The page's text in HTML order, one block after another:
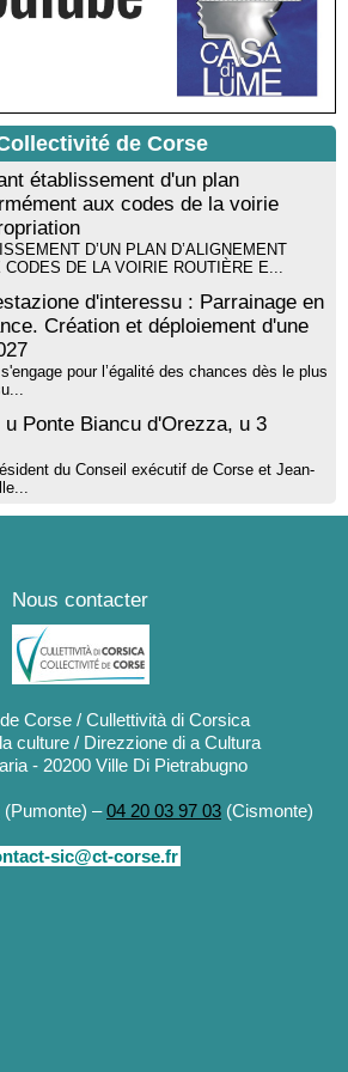
du Niolu» - Mediateca territuriale di
livre jeunesse par Annik Meschinet,
: Ateliers d’expression sonore, vocale,
! Cycle de conférences peinture animé
- Mediateca territuriale di Santa Lucia di
de Corse
établissement d'un plan
aux codes de la voirie
D’UN PLAN D’ALIGNEMENT
CODES DE LA VOIRIE ROUTIÈRE E...
d'interessu : Parrainage en
Création et déploiement d'une
pour l’égalité des chances dès le plus
u Ponte Biancu d'Orezza, u 3
du Conseil exécutif de Corse et Jean-
Nous contacter
Corse / Cullettività di Corsica
culture / Direzzione di a Cultura
- 20200 Ville Di Pietrabugno
(Pumonte) –04 20 03 97 03 (Cismonte)
sic@ct-corse.fr